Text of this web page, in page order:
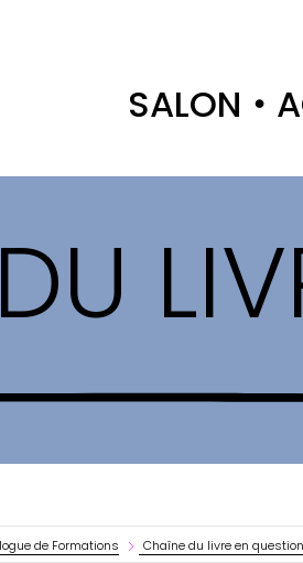
SALON
de Formations Chaîne du livre en question